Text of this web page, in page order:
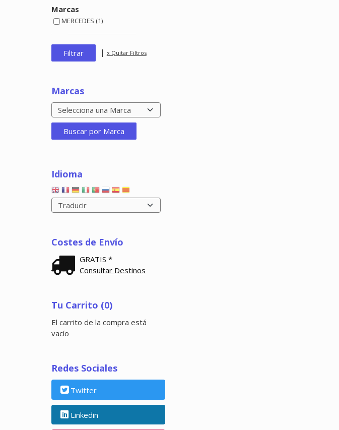
Marcas
MERCEDES (1)
| x Quitar Filtros
Marcas
Idioma
Costes de Envío
GRATIS *
Consultar Destinos
Tu Carrito (0)
El carrito de la compra está
vacío
Redes Sociales
Twitter
Linkedin